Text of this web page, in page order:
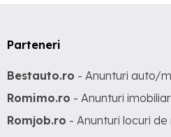
Parteneri
Bestauto.ro - Anunturi auto/
Romimo.ro - Anunturi
Romjob.ro - Anunturi locuri de